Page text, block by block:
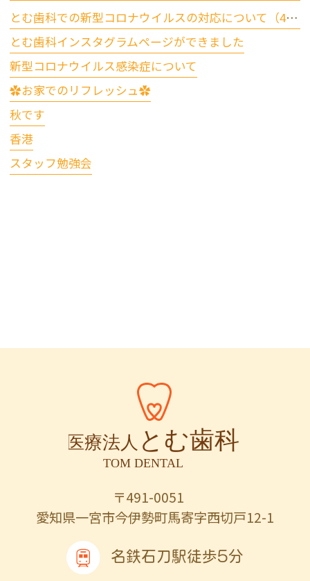
とむ歯科での新型コロナウイルスの対応について（4/17更新）
とむ歯科インスタグラムページができました
新型コロナウイルス感染症について
✿お家でのリフレッシュ✿
秋です
香港
スタッフ勉強会
〒491-0051
愛知県一宮市今伊勢町馬寄字西切戸12-1
名鉄石刀駅徒歩5分